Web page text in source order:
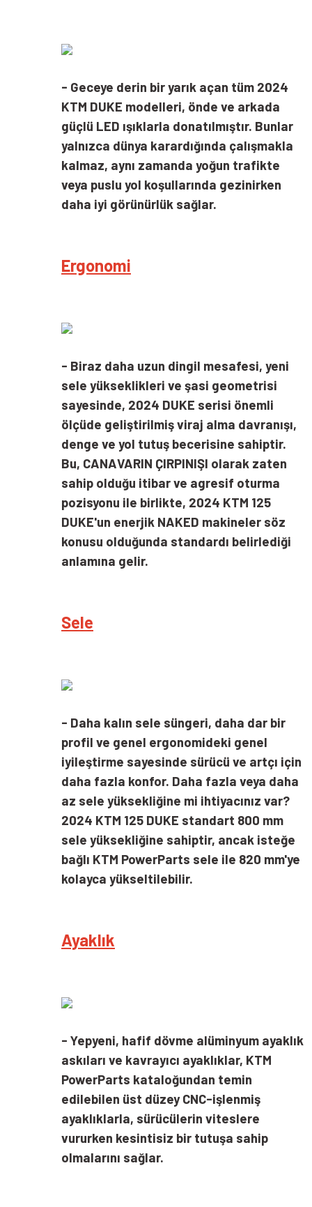
- Geceye derin bir yarık açan tüm 2024
KTM DUKE modelleri, önde ve arkada
güçlü LED ışıklarla donatılmıştır. Bunlar
yalnızca dünya karardığında çalışmakla
kalmaz, aynı zamanda yoğun trafikte
veya puslu yol koşullarında gezinirken
daha iyi görünürlük sağlar.
Ergonomi
- Biraz daha uzun dingil mesafesi, yeni
sele yükseklikleri ve şasi geometrisi
sayesinde, 2024 DUKE serisi önemli
ölçüde geliştirilmiş viraj alma davranışı,
denge ve yol tutuş becerisine sahiptir.
Bu, CANAVARIN ÇIRPINIŞI olarak zaten
sahip olduğu itibar ve agresif oturma
pozisyonu ile birlikte, 2024 KTM 125
DUKE'un enerjik NAKED makineler söz
konusu olduğunda standardı belirlediği
anlamına gelir.
Sele
- Daha kalın sele süngeri, daha dar bir
profil ve genel ergonomideki genel
iyileştirme sayesinde sürücü ve artçı için
daha fazla konfor. Daha fazla veya daha
az sele yüksekliğine mi ihtiyacınız var?
2024 KTM 125 DUKE standart 800 mm
sele yüksekliğine sahiptir, ancak isteğe
bağlı KTM PowerParts sele ile 820 mm'ye
kolayca yükseltilebilir.
Ayaklık
- Yepyeni, hafif dövme alüminyum ayaklık
askıları ve kavrayıcı ayaklıklar, KTM
PowerParts kataloğundan temin
edilebilen üst düzey CNC-işlenmiş
ayaklıklarla, sürücülerin viteslere
vururken kesintisiz bir tutuşa sahip
olmalarını sağlar.